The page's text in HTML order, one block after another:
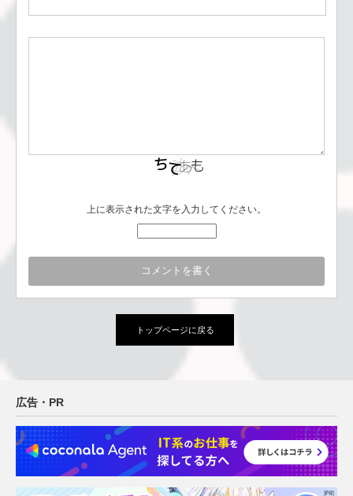
上に表示された文字を入力してください。
トップページに戻る
広告・PR